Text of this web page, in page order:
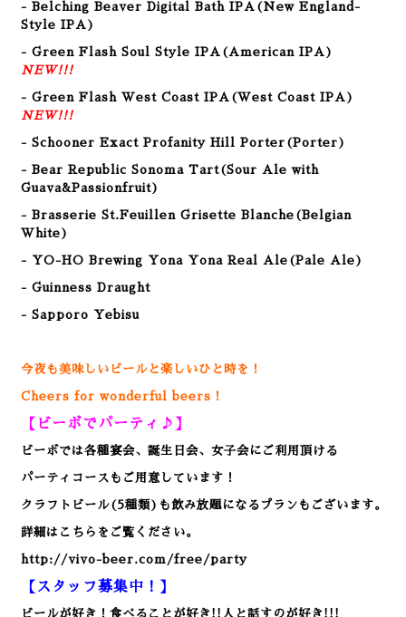
- Belching Beaver Digital Bath IPA(New England-
Style IPA)
- Green Flash Soul Style IPA(American IPA)
NEW!!!
- Green Flash West Coast IPA(West Coast IPA)
NEW!!!
- Schooner Exact Profanity Hill Porter(Porter)
- Bear Republic Sonoma Tart(Sour Ale with
Guava&Passionfruit)
- Brasserie St.Feuillen Grisette Blanche(Belgian
White)
- YO-HO Brewing Yona Yona Real Ale(Pale Ale)
- Guinness Draught
- Sapporo Yebisu
今夜も美味しいビールと楽しいひと時を！
Cheers for wonderful beers！
【ビーボでパーティ♪】
ビーボでは各種宴会、誕生日会、女子会にご利用頂ける
パーティコースもご用意しています！
クラフトビール(5種類)も飲み放題になるプランもございます。
詳細はこちらをご覧ください。
http://vivo-beer.com/free/party
【スタッフ募集中！】
ビールが好き！食べることが好き!!人と話すのが好き!!!